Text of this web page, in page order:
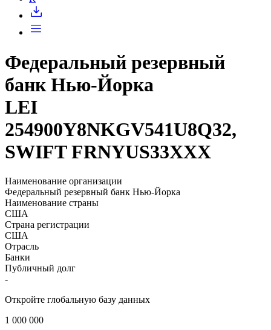
Федеральный резервный
банк Нью-Йорка
LEI
254900Y8NKGV541U8Q32,
SWIFT FRNYUS33XXX
Наименование организации
Федеральный резервный банк Нью-Йорка
Наименование страны
США
Страна регистрации
США
Отрасль
Банки
Публичный долг
-
Откройте глобальную базу данных
1 000 000